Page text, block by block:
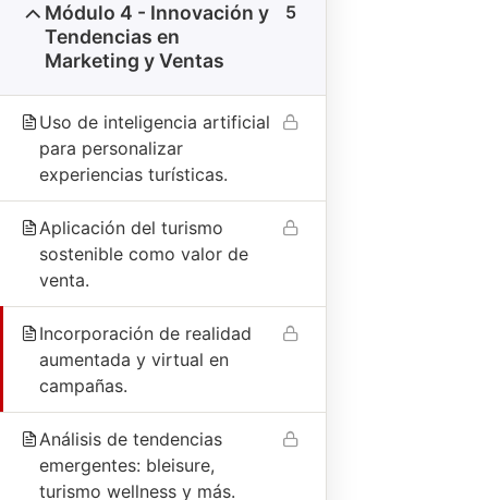
Módulo 4 - Innovación y
Tendencias en
Marketing y Ventas
5
Uso de inteligencia artificial
para personalizar
experiencias turísticas.
Aplicación del turismo
sostenible como valor de
venta.
Incorporación de realidad
aumentada y virtual en
campañas.
Análisis de tendencias
emergentes: bleisure,
turismo wellness y más.
EXPLORA
Inicio
Carreras
Diplomados
VALIDA TU CERTIFICADO
CONTACTO DIRECTO
ÁREA COMERCIAL
907 815 979
052 350 006
También puedes escribirnos por WhatsApp para atención
inmediata.